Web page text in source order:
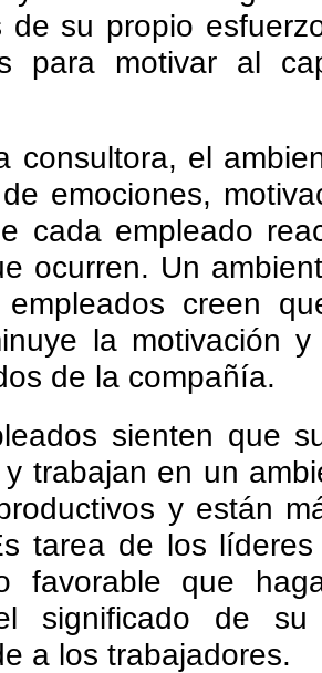
de su propio
para motivar al
consultora, el
emociones,
cada empleado
ocurren. Un
creen
la motivación
de la compañía.
sienten que
trabajan en un
y están
tarea de los
favorable que
significado de
a los trabajadores.